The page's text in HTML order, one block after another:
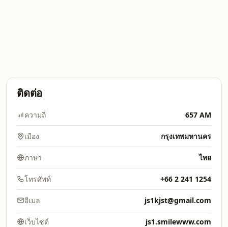
ติดต่อ
ความถี่ 657 AM
เมือง กรุงเทพมหานคร
ภาษา ไทย
โทรศัพท์ +66 2 241 1254
อีเมล js1kjst@gmail.com
เว็บไซต์ js1.smilewww.com